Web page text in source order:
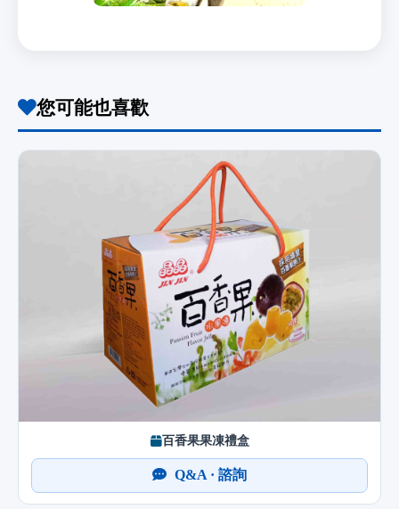
您可能也喜歡
百香果果凍禮盒
Q&A · 諮詢